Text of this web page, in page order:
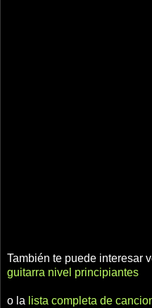
También te puede interesar
guitarra nivel principiantes
o la lista completa de